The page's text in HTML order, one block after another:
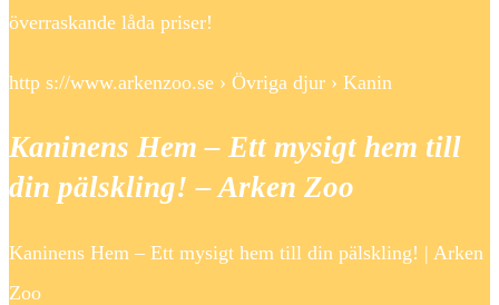
överraskande låda priser!
http s://www.arkenzoo.se › Övriga djur › Kanin
Kaninens Hem – Ett mysigt hem till
din pälskling! – Arken Zoo
Kaninens Hem – Ett mysigt hem till din pälskling! | Arken
Zoo